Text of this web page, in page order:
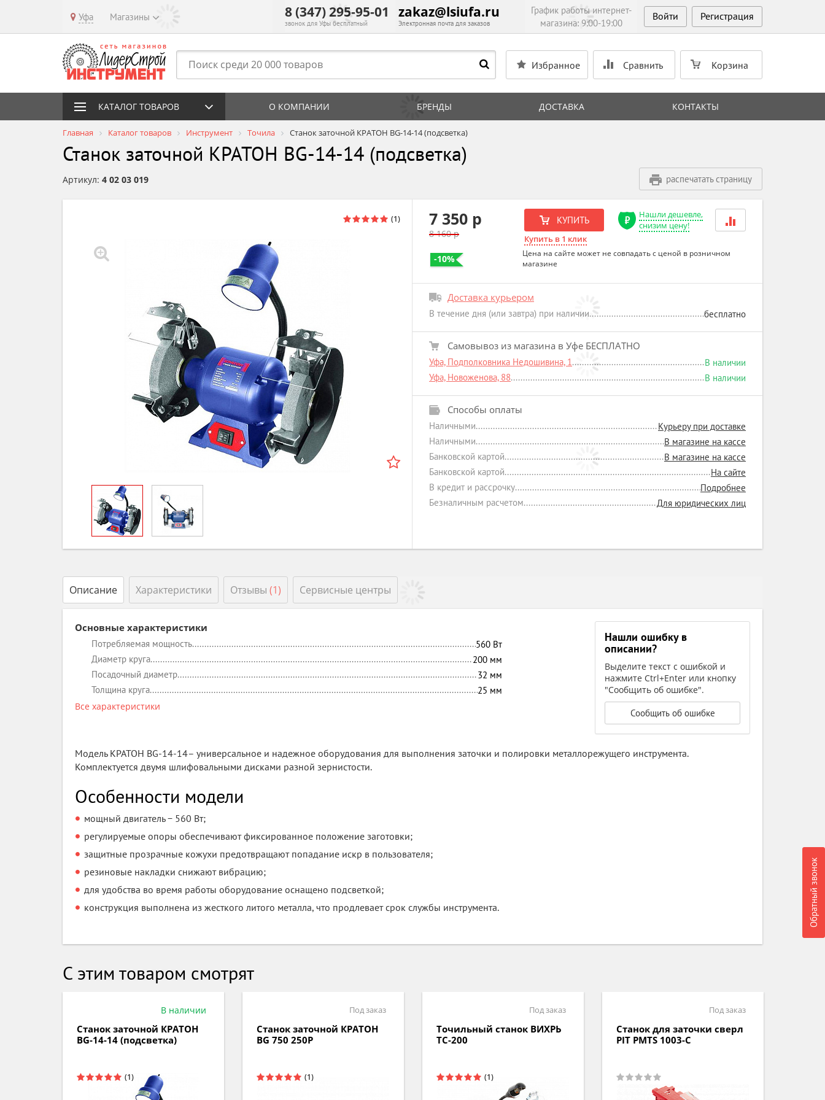
Уфа Магазины 8 (347) 295-95-01
звонок для Уфы бесплатный
zakaz@lsiufa.ru
Электронная почта для заказов
График работы интернет-
магазина: 9:00-19:00
Войти Регистрация
Избранное Сравнить Корзина
Обратный звонок
КАТАЛОГ ТОВАРОВ О КОМПАНИИ БРЕНДЫ ДОСТАВКА КОНТАКТЫ
Главная Каталог товаров Инструмент Точила Станок заточной КРАТОН BG-14-14 (подсветка)
Станок заточной КРАТОН BG-14-14 (подсветка)
распечатать страницу
Артикул: 4 02 03 019
7 350 р
8 160 р
КУПИТЬ
Купить в 1 клик
Нашли дешевле,
снизим цену!
-10%
Цена на сайте может не совпадать с ценой в розничном
магазине
Доставка курьером
В течение дня (или завтра) при наличии бесплатно
Самовывоз из магазина в Уфе БЕСПЛАТНО
Уфа, Подполковника Недошивина, 1
В наличии
Уфа, Новоженова, 88
В наличии
Способы оплаты
Наличными
Курьеру при доставке
Наличными
В магазине на кассе
Банковской картой
В магазине на кассе
Банковской картой
На сайте
В кредит и рассрочку
Подробнее
Безналичным расчетом
Для юридических лиц
Описание Характеристики Отзывы (1) Сервисные центры
Основные характеристики
Потребляемая мощность 560 Вт
Диаметр круга
200 мм
Посадочный диаметр
32 мм
Толщина круга
25 мм
Все характеристики
Нашли ошибку в
описании?
Выделите текст с ошибкой и
нажмите Ctrl+Enter или кнопку
"Сообщить об ошибке".
Сообщить об ошибке
Модель КРАТОН BG-14-14– универсальное и надежное оборудования для выполнения заточки и полировки металлорежущего инструмента.
Комплектуется двумя шлифовальными дисками разной зернистости.
Особенности модели
мощный двигатель − 560 Вт;
регулируемые опоры обеспечивают фиксированное положение заготовки;
защитные прозрачные кожухи предотвращают попадание искр в пользователя;
резиновые накладки снижают вибрацию;
для удобства во время работы оборудование оснащено подсветкой;
конструкция выполнена из жесткого литого металла, что продлевает срок службы инструмента.
С этим товаром смотрят
В наличии
Станок заточной КРАТОН
BG-14-14 (подсветка)
Под заказ
Станок заточной КРАТОН
BG 750 250P
Под заказ
Точильный станок ВИХРЬ
ТС-200
Под заказ
Станок для заточки сверл
PIT PMTS 1003-C